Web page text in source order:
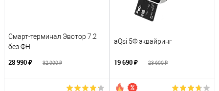
Смарт-терминал Эвотор 7.2
без ФН
28 990 ₽ 32 000 ₽
aQsi 5Ф эквайринг
19 690 ₽ 23 690 ₽